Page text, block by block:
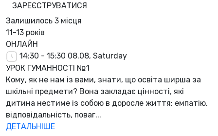
ЗАРЕЄСТРУВАТИСЯ
Залишилось 3 місця
11-13 років
ОНЛАЙН
14:30 - 15:30 08.08, Saturday
УРОК ГУМАННОСТІ №1
Кому, як не нам із вами, знати, що освіта ширша за
шкільні предмети? Вона закладає цінності, які
дитина нестиме із собою в доросле життя: емпатію,
відповідальність, поваг...
ДЕТАЛЬНІШЕ